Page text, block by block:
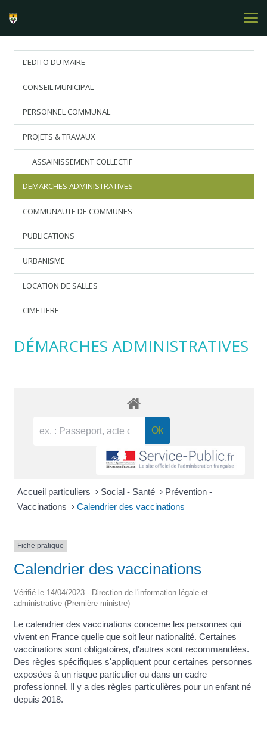
L’EDITO DU MAIRE
CONSEIL MUNICIPAL
PERSONNEL COMMUNAL
PROJETS & TRAVAUX
ASSAINISSEMENT COLLECTIF
DEMARCHES ADMINISTRATIVES
COMMUNAUTE DE COMMUNES
PUBLICATIONS
URBANISME
LOCATION DE SALLES
CIMETIERE
DÉMARCHES ADMINISTRATIVES
Accueil particuliers > Social - Santé > Prévention -
Vaccinations > Calendrier des vaccinations
Fiche pratique
Calendrier des vaccinations
Vérifié le 14/04/2023 - Direction de l'information légale et
administrative (Première ministre)
Le calendrier des vaccinations concerne les personnes qui
vivent en France quelle que soit leur nationalité. Certaines
vaccinations sont obligatoires, d'autres sont recommandées.
Des règles spécifiques s'appliquent pour certaines personnes
exposées à un risque particulier ou dans un cadre
professionnel. Il y a des règles particulières pour un enfant né
depuis 2018.